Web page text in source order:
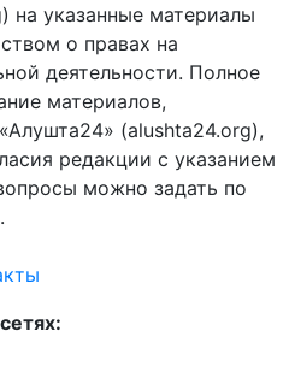
на указанные материалы
о правах на
деятельности. Полное
материалов,
(alushta24.org),
редакции с указанием
можно задать по